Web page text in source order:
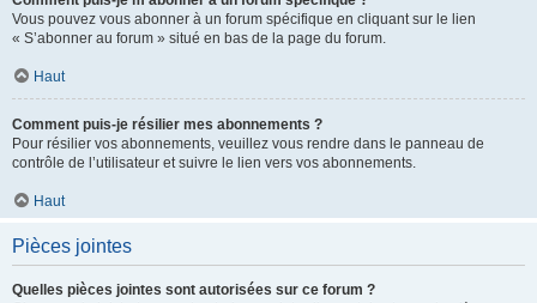
Vous pouvez vous abonner à un forum spécifique en cliquant sur le lien
« S’abonner au forum » situé en bas de la page du forum.
Haut
Comment puis-je résilier mes abonnements ?
Pour résilier vos abonnements, veuillez vous rendre dans le panneau de
contrôle de l’utilisateur et suivre le lien vers vos abonnements.
Haut
Pièces jointes
Quelles pièces jointes sont autorisées sur ce forum ?